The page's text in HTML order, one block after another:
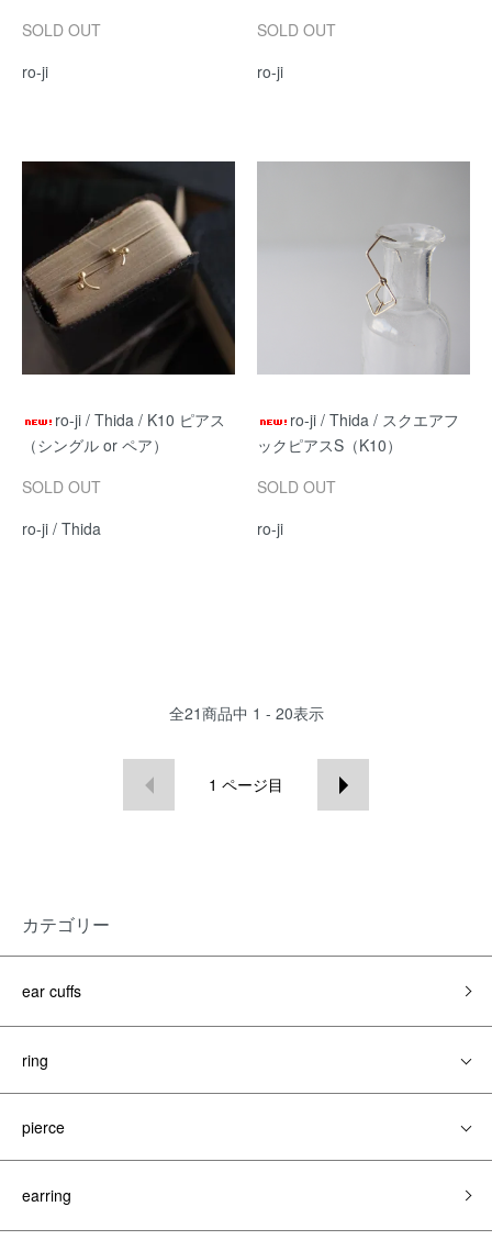
SOLD OUT
ro-ji
SOLD OUT
ro-ji
ro-ji / Thida / K10 ピアス
（シングル or ペア）
SOLD OUT
ro-ji / Thida
ro-ji / Thida / スクエアフ
ックピアスS（K10）
SOLD OUT
ro-ji
全21商品中 1 - 20表示
1 ページ目
カテゴリー
ear cuffs
ring
pierce
earring